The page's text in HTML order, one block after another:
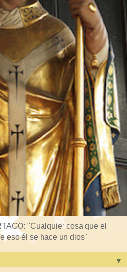
"Cualquier cosa que el
eso él se hace un dios"
▼